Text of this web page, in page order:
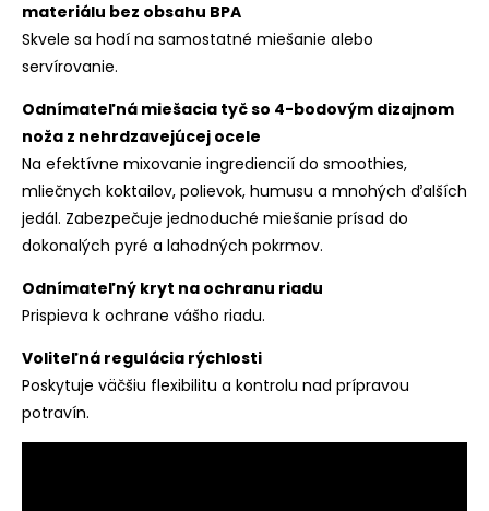
materiálu bez obsahu BPA
Skvele sa hodí na samostatné miešanie alebo
servírovanie.
Odnímateľná miešacia tyč so 4-bodovým dizajnom
noža z nehrdzavejúcej ocele
Na efektívne mixovanie ingrediencií do smoothies,
mliečnych koktailov, polievok, humusu a mnohých ďalších
jedál. Zabezpečuje jednoduché miešanie prísad do
dokonalých pyré a lahodných pokrmov.
Odnímateľný kryt na ochranu riadu
Prispieva k ochrane vášho riadu.
Voliteľná regulácia rýchlosti
Poskytuje väčšiu flexibilitu a kontrolu nad prípravou
potravín.